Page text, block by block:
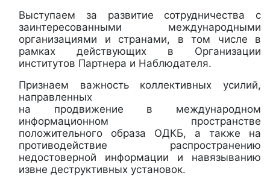
Выступаем за развитие сотрудничества с
заинтересованными международными
организациями и странами, в том числе в
рамках действующих в Организации
институтов Партнера и Наблюдателя.
Признаем важность коллективных усилий,
направленных
на продвижение в международном
информационном пространстве
положительного образа ОДКБ, а также на
противодействие распространению
недостоверной информации и навязыванию
извне деструктивных установок.